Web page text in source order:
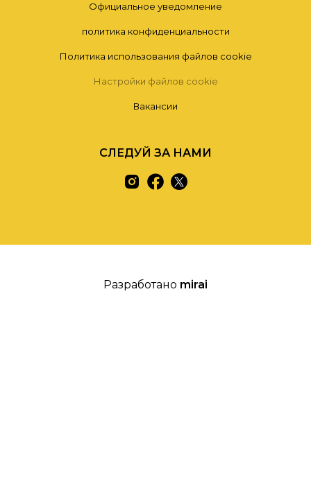
Официальное уведомление
политика конфиденциальности
Политика использования файлов cookie
Настройки файлов cookie
Вакансии
СЛЕДУЙ ЗА НАМИ
Разработано mirai